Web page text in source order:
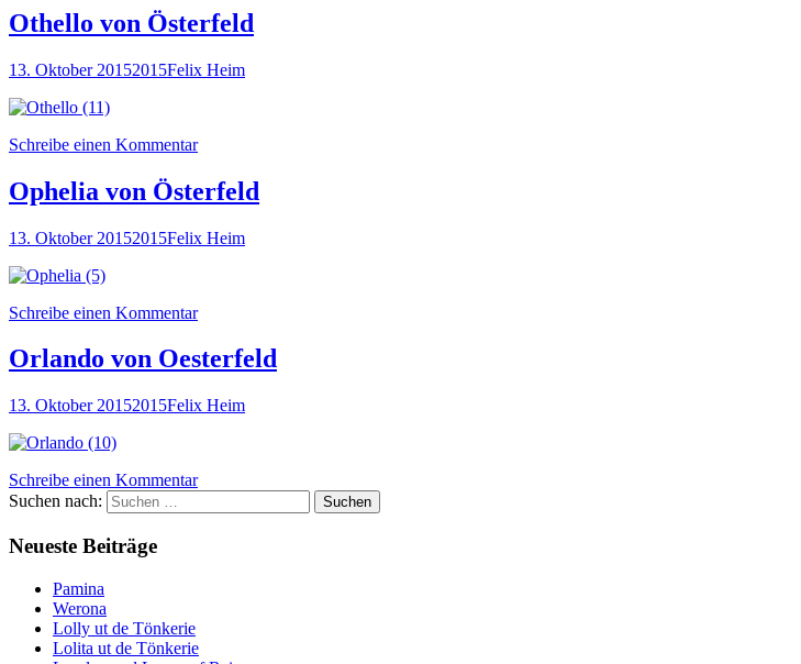
Othello von Österfeld
13. Oktober 20152015Felix Heim
Schreibe einen Kommentar
Ophelia von Österfeld
13. Oktober 20152015Felix Heim
Schreibe einen Kommentar
Orlando von Oesterfeld
13. Oktober 20152015Felix Heim
Schreibe einen Kommentar
Suchen nach:
Neueste Beiträge
Pamina
Werona
Lolly ut de Tönkerie
Lolita ut de Tönkerie